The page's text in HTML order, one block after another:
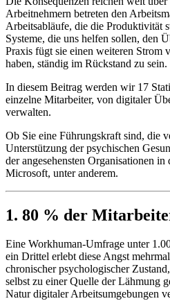
Arbeitnehmern betreten den
Arbeitsabläufe, die die Produktivität
Systeme, die uns helfen sollen, den
Praxis fügt sie einen weiteren Strom
haben, ständig im Rückstand zu sein.
In diesem Beitrag werden wir 17
einzelne Mitarbeiter, von digitaler
verwalten.
Ob Sie eine Führungskraft sind, die
Unterstützung der psychischen
der angesehensten Organisationen
Microsoft, unter anderem.
1. 80 % der
Eine Workhuman-Umfrage unter
ein Drittel erlebt diese Angst
chronischer psychologischer
selbst zu einer Quelle der Lähmung
Natur digitaler Arbeitsumgebungen